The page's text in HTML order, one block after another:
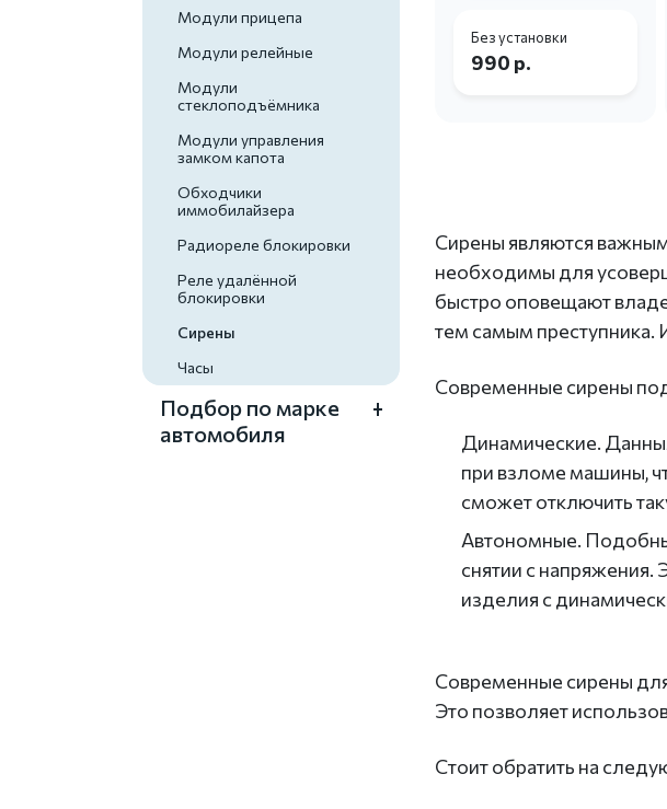
Модули прицепа
Модули релейные
Модули
стеклоподъёмника
Модули управления
замком капота
Обходчики
иммобилайзера
Радиореле блокировки
Реле удалённой
блокировки
Сирены
Часы
Подбор по марке
автомобиля
Без установки
990 р.
Сирены являются
необходимы для
быстро оповещают
тем самым преступника.
Современные сирены
Динамические.
при взломе машины,
сможет отключить
Автономные.
снятии с напряжения.
изделия с
Современные сирены
Это позволяет
Стоит обратить на